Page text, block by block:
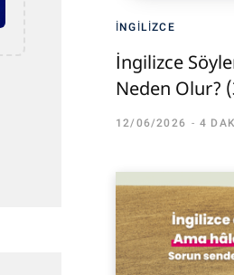
İNGILIZCE
İngilizce
Neden Olur?
12/06/2026 4